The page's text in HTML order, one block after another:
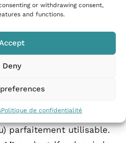
or withdrawing consent,
and functions.
Deny
Politique de confidentialité
fonctionne en saison,
à mi-octobre
une piscine extérieure
parfaitement utilisable.